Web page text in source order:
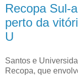
Recopa Sul-
perto da
U
Santos e
Recopa, que